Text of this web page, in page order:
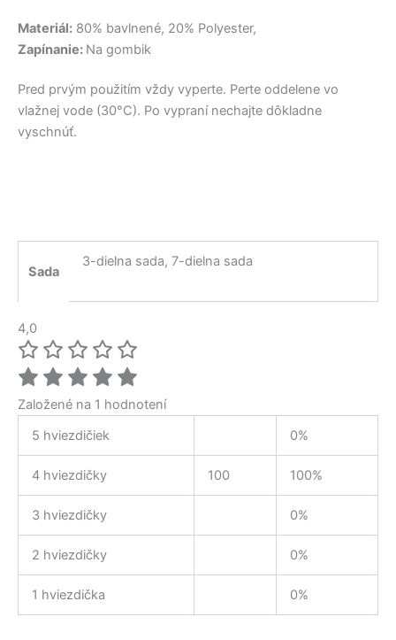
Materiál: 80% bavlnené, 20% Polyester,
Zapínanie: Na gombik
Pred prvým použitím vždy vyperte. Perte oddelene vo
vlažnej vode (30°C). Po vypraní nechajte dôkladne
vyschnúť.
Sada
3-dielna sada, 7-dielna sada
4,0
Založené na 1 hodnotení
5 hviezdičiek
0%
4 hviezdičky 100 100%
3 hviezdičky 0%
2 hviezdičky 0%
1 hviezdička 0%